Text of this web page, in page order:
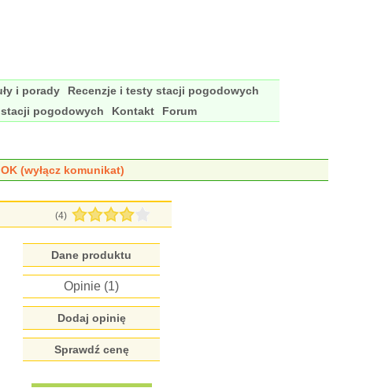
i porady
Recenzje i testy stacji pogodowych
pogodowych Kontakt Forum
OK (wyłącz komunikat)
(4)
Dane produktu
Opinie (1)
Dodaj opinię
Sprawdź cenę